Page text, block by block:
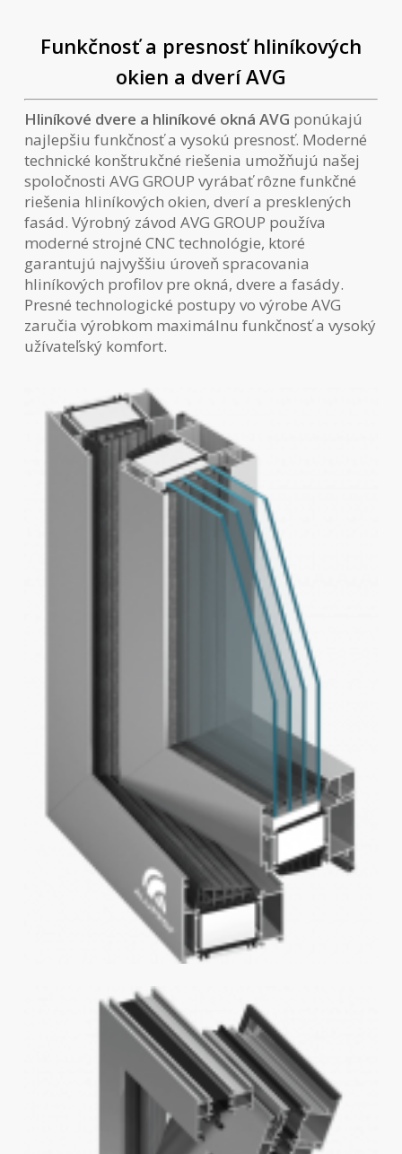
Funkčnosť a presnosť hliníkových
okien a dverí AVG
Hliníkové dvere a hliníkové okná AVG ponúkajú
najlepšiu funkčnosť a vysokú presnosť. Moderné
technické konštrukčné riešenia umožňujú našej
spoločnosti AVG GROUP vyrábať rôzne funkčné
riešenia hliníkových okien, dverí a presklených
fasád. Výrobný závod AVG GROUP používa
moderné strojné CNC technológie, ktoré
garantujú najvyššiu úroveň spracovania
hliníkových profilov pre okná, dvere a fasády.
Presné technologické postupy vo výrobe AVG
zaručia výrobkom maximálnu funkčnosť a vysoký
užívateľský komfort.